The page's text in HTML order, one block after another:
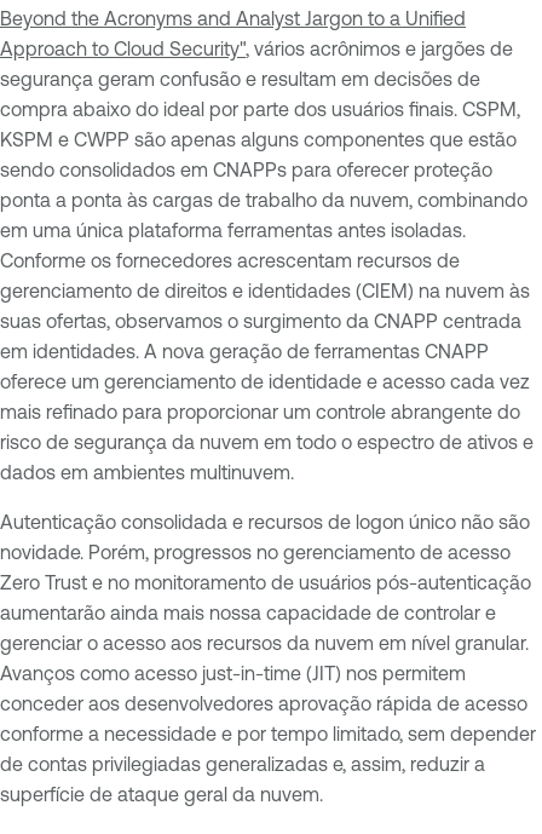
Beyond the Acronyms and Analyst Jargon to a Unified
Approach to Cloud Security", vários acrônimos e jargões de
segurança geram confusão e resultam em decisões de
compra abaixo do ideal por parte dos usuários finais. CSPM,
KSPM e CWPP são apenas alguns componentes que estão
sendo consolidados em CNAPPs para oferecer proteção
ponta a ponta às cargas de trabalho da nuvem, combinando
em uma única plataforma ferramentas antes isoladas.
Conforme os fornecedores acrescentam recursos de
gerenciamento de direitos e identidades (CIEM) na nuvem às
suas ofertas, observamos o surgimento da CNAPP centrada
em identidades. A nova geração de ferramentas CNAPP
oferece um gerenciamento de identidade e acesso cada vez
mais refinado para proporcionar um controle abrangente do
risco de segurança da nuvem em todo o espectro de ativos e
dados em ambientes multinuvem.
Autenticação consolidada e recursos de logon único não são
novidade. Porém, progressos no gerenciamento de acesso
Zero Trust e no monitoramento de usuários pós-autenticação
aumentarão ainda mais nossa capacidade de controlar e
gerenciar o acesso aos recursos da nuvem em nível granular.
Avanços como acesso just-in-time (JIT) nos permitem
conceder aos desenvolvedores aprovação rápida de acesso
conforme a necessidade e por tempo limitado, sem depender
de contas privilegiadas generalizadas e, assim, reduzir a
superfície de ataque geral da nuvem.